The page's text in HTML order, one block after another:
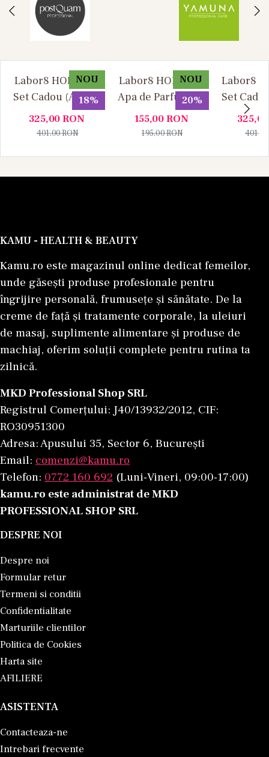
NOU
18%
Labor8 HOD 881 -
Set Cadou (Apa de
Parfum 100 ml +
Apa de Parfum 10
325,00RON
401,00RON
NOU
20%
Labor8 HOD 881 -
Apa de Parfum, 30
ml, Unisex
155,00RON
195,00RON
Labor8
Set
Parfum
Apa de
KAMU - HEALTH & BEAUTY
Kamu.ro este magazinul online dedicat femeilor,
unde găsești produse profesionale pentru
îngrijire personală, frumusețe și sănătate. De la
creme de față și tratamente corporale, la uleiuri
de masaj, suplimente alimentare și produse de
machiaj, oferim soluții complete pentru rutina ta
zilnică.
MKD Professional Shop SRL
Registrul Comerțului: J40/13932/2012, CIF:
RO30951300
Adresa: Apusului 35, Sector 6, București
Email: comenzi@kamu.ro
Telefon: 0772 160 692 (Luni-Vineri, 09:00-17:00)
kamu.ro este administrat de MKD
PROFESSIONAL SHOP SRL
DESPRE NOI
Despre noi
Formular retur
Termeni si conditii
Confidentialitate
Marturiile clientilor
Politica de Cookies
Harta site
AFILIERE
ASISTENTA
Contacteaza-ne
Intrebari frecvente